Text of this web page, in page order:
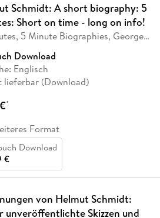
Schmidt: A short biography: 5
Short on time - long on info!
5 Minute Biographies, George
Download
Englisch
lieferbar (Download)
*
Format
Download
€
von Helmut Schmidt:
unveröffentlichte Skizzen und